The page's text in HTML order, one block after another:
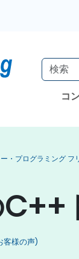
コ
・プログラミング フ
C++
客様の声)